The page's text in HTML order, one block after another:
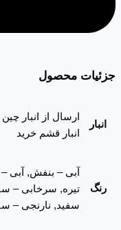
جزئیات محصول
انبار
انبار قشم خرید
رنگ
آبی – بنفش,
تیره, سرخابی –
سفید, نارنجی –